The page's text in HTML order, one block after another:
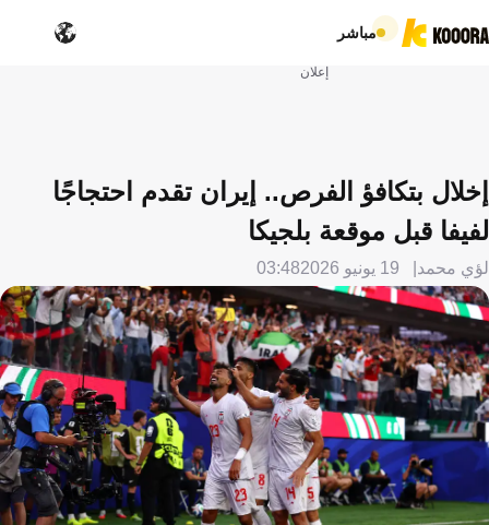
مباشر
إعلان
إخلال بتكافؤ الفرص.. إيران تقدم احتجاجًا
لفيفا قبل موقعة بلجيكا
لؤي محمد 19 يونيو 2026 03:48